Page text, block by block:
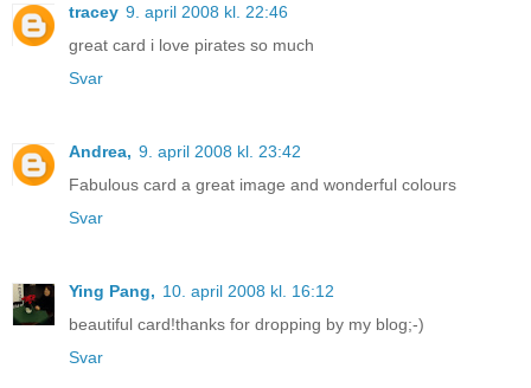
tracey 9. april 2008 kl. 22:46
great card i love pirates so much
Svar
Andrea, 9. april 2008 kl. 23:42
Fabulous card a great image and wonderful colours
Svar
Ying Pang, 10. april 2008 kl. 16:12
beautiful card!thanks for dropping by my blog;-)
Svar